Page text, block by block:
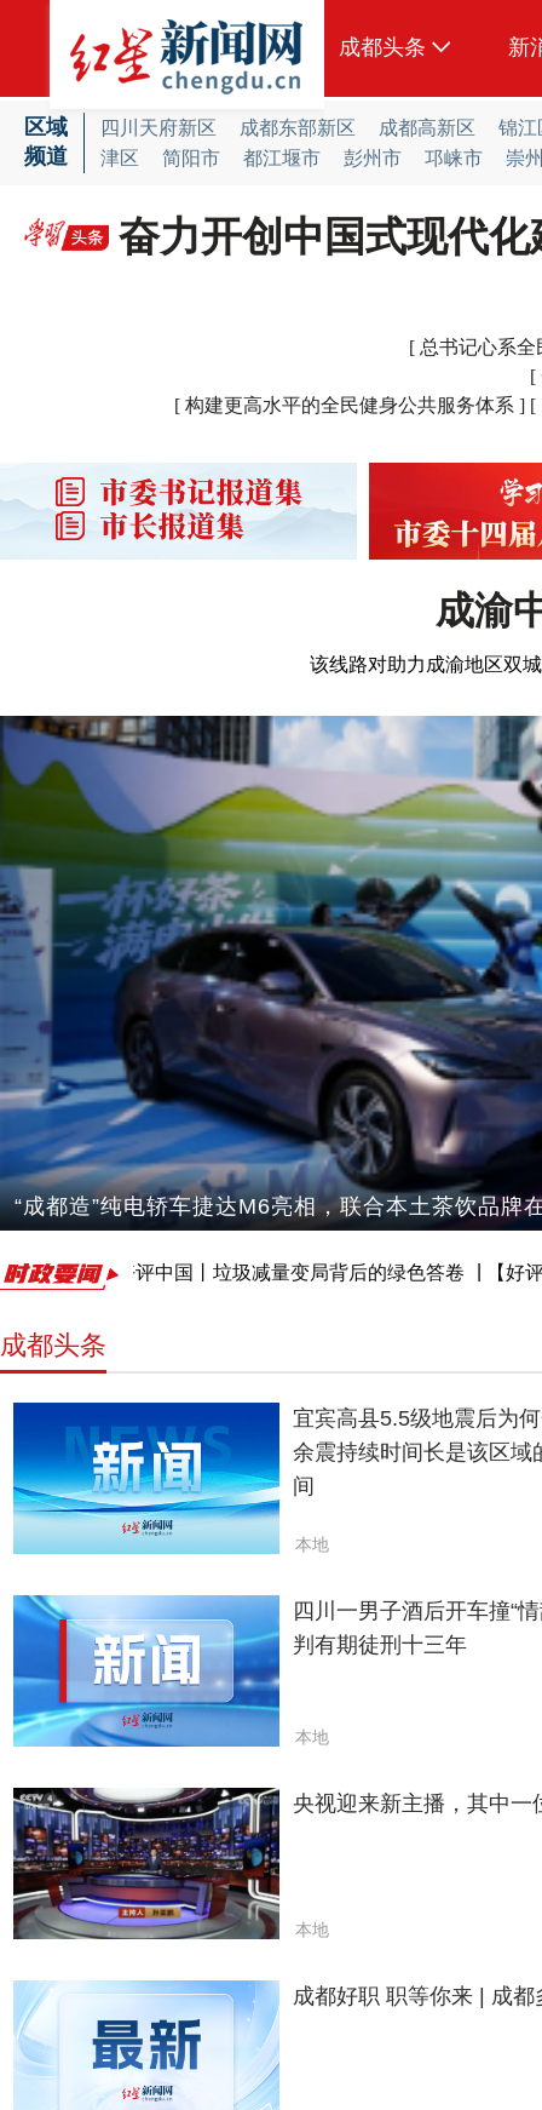
成都头条
原创
国内
新
区域
频道
四川天府新区 成都东部新区 成都高新区
锦江
津区
简阳市 都江堰市 彭州市 邛崃市 崇
奋力开创中国式现代
[ 总书记心系
[
[ 构建更高水平的全民健身公共服务体系 ] [
成渝
该线路对助力成渝地区双
七夕之前，心愿先了！动画电影《去你的岛》官宣
好评中国丨垃圾减量变局背后的绿色答卷 |【好评中国】
成都头条
宜宾高县5.5级地震后为
余震持续时间长是该区域
间
本地
四川一男子酒后开车撞“
判有期徒刑十三年
本地
央视迎来新主播，其中一
本地
成都好职 职等你来 | 成